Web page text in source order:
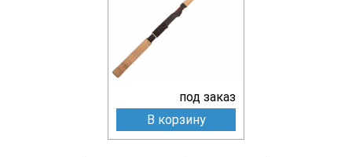
под заказ
В корзину